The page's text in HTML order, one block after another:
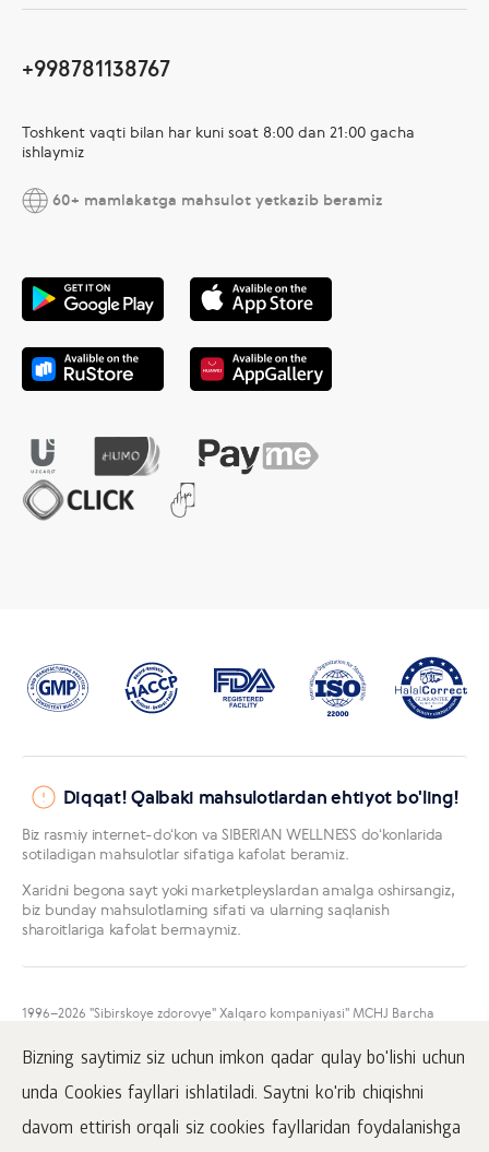
Bizning saytimiz siz uchun imkon qadar qulay bo'lishi uchun
unda Cookies fayllari ishlatiladi. Saytni ko'rib chiqishni
davom ettirish orqali siz cookies fayllaridan foydalanishga
+998781138767
Toshkent vaqti bilan har kuni soat 8:00 dan 21:00 gacha
ishlaymiz
60+ mamlakatga mahsulot yetkazib beramiz
Diqqat! Qalbaki mahsulotlardan ehtiyot bo'ling!
Biz rasmiy internet-doʻkon va SIBERIAN WELLNESS doʻkonlarida
sotiladigan mahsulotlar sifatiga kafolat beramiz.
Xaridni begona sayt yoki marketpleyslardan amalga oshirsangiz,
biz bunday mahsulotlarning sifati va ularning saqlanish
sharoitlariga kafolat bermaymiz.
1996–2026 "Sibirskoye zdorovye" Xalqaro kompaniyasi" MCHJ Barcha
Mazkur sayt materiallarini namoyish qilish faqatgina faol
www.siberianhealth.com havolasini ham joylashtirgan taqdirda amalga
oshirilishi mumkin.
Ommaviy oferta